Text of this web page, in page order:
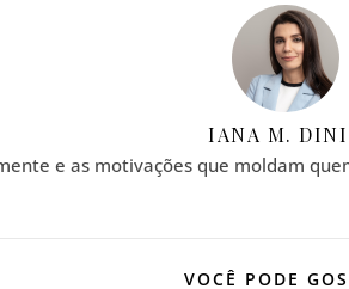
IANA M.
e as motivações que moldam
VOCÊ PODE